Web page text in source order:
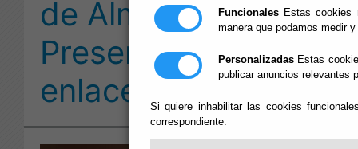
FuncionalesEstas cookies
manera que podamos medir
PersonalizadasEstas
publicar anuncios relevantes
Si quiere inhabilitar las cookies
correspondiente.
de Almería.
Presentaciones y
enlaces • 2026